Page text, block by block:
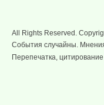
All Rights Reserved.
События случайны.
Перепечатка,